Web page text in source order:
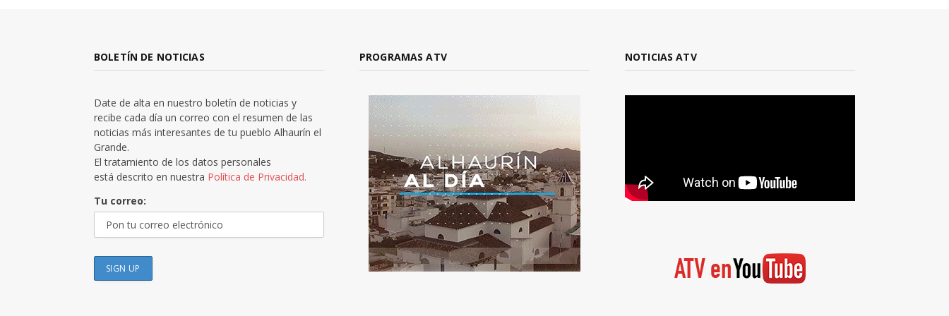
BOLETÍN DE NOTICIAS
Date de alta en nuestro boletín de noticias y
recibe cada día un correo con el resumen de las
noticias más interesantes de tu pueblo Alhaurín el
Grande.
El tratamiento de los datos personales
está descrito en nuestra Política de Privacidad.
Tu correo:
PROGRAMAS ATV NOTICIAS ATV